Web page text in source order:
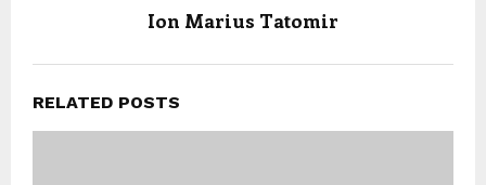
Ion Marius Tatomir
RELATED POSTS